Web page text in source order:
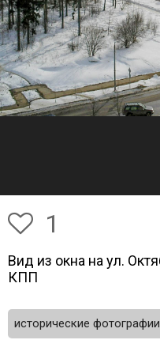
1
Вид из окна на ул.
КПП
исторические фотографии